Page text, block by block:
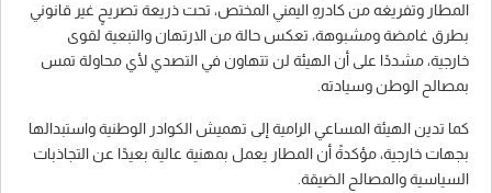
المطار وتفريغه من كادرهِ اليمني المختص، تحت ذريعة تصريحٍ غير قانوني
بطرق غامضة ومشبوهة، تعكس حالة من الارتهان والتبعية لقوى
خارجية، مشددًا على أن الهيئة لن تتهاون في التصدي لأي محاولة تمس
بمصالح الوطن وسيادته.
كما تدين الهيئة المساعي الرامية إلى تهميش الكوادر الوطنية واستبدالها
بجهات خارجية، مؤكدةً أن المطار يعمل بمهنية عالية بعيدًا عن التجاذبات
السياسية والمصالح الضيقة.